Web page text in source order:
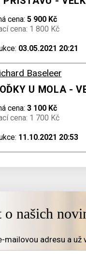
cena: 5 900 Kč
cena: 1 800 Kč
03.05.2021 20:21
Baseleer
U MOLA -
cena: 3 100 Kč
cena: 1 700 Kč
11.10.2021 20:53
o našich
mailovou adresu a už